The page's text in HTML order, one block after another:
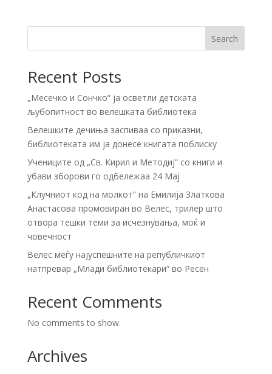
Search
Recent Posts
„Месечко и Сончко“ ја осветли детската
љубопитност во велешката библиотека
Велешките дечиња заспиваа со приказни,
библиотеката им ја донесе книгата поблиску
Учениците од „Св. Кирил и Методиј“ со книги и
убави зборови го одбележаа 24 Мај
„Клучниот код на молкот“ на Емилија Златкова
Анастасова промовиран во Велес, трилер што
отвора тешки теми за исчезнувања, моќ и
човечност
Велес меѓу најуспешните на републичкиот
натпревар „Млади библиотекари“ во Ресен
Recent Comments
No comments to show.
Archives